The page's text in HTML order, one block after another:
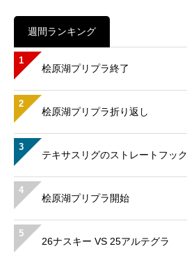
週間ランキング
1
桧原湖プリプラ終了
2
桧原湖プリプラ折り返し
3
テキサスリグのストレートフック
4
桧原湖プリプラ開始
5
26ナスキー VS 25アルテグラ